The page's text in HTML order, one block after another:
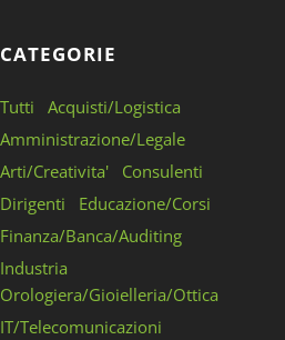
CATEGORIE
Tutti
Acquisti/Logistica
Amministrazione/Legale
Arti/Creativita'
Consulenti
Dirigenti
Educazione/Corsi
Finanza/Banca/Auditing
Industria
Orologiera/Gioielleria/Ottica
IT/Telecomunicazioni